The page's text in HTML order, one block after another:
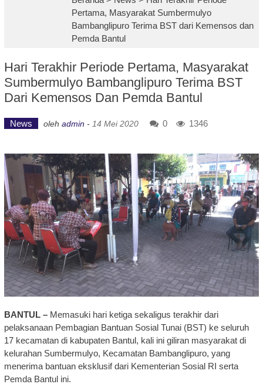
Pertama, Masyarakat Sumbermulyo
Bambanglipuro Terima BST dari Kemensos dan
Pemda Bantul
Hari Terakhir Periode Pertama, Masyarakat
Sumbermulyo Bambanglipuro Terima BST
Dari Kemensos Dan Pemda Bantul
News oleh admin - 14 Mei 2020 0 1346
BANTUL –Memasuki hari ketiga sekaligus terakhir dari
pelaksanaan Pembagian Bantuan Sosial Tunai (BST) ke seluruh
17 kecamatan di kabupaten Bantul, kali ini giliran masyarakat di
kelurahan Sumbermulyo, Kecamatan Bambanglipuro, yang
menerima bantuan eksklusif dari Kementerian Sosial RI serta
Pemda Bantul ini.